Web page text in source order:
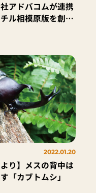
アドバコムが連携
ル相模原版を創刊
2022.01.20
り】メスの背中は
「カブトムシ」